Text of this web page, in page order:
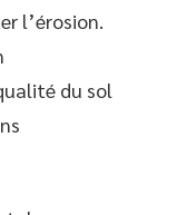
l’érosion.
du sol